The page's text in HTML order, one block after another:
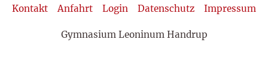
Kontakt Anfahrt Login Datenschutz Impressum
Gymnasium Leoninum Handrup